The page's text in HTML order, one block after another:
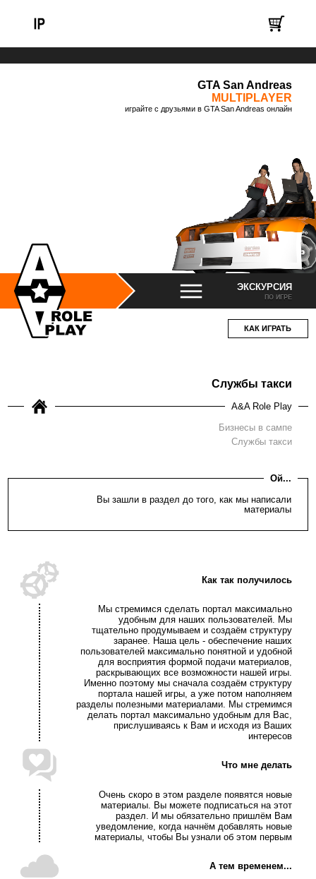
GTA San Andreas
MULTIPLAYER
играйте с друзьями в GTA San Andreas онлайн
ЭКСКУРСИЯ
ПО ИГРЕ
КАК ИГРАТЬ
Службы такси
A&A Role Play
Бизнесы в сампе
Службы такси
Ой...
Вы зашли в раздел до того, как мы написали
материалы
Как так получилось
Мы стремимся сделать портал максимально
удобным для наших пользователей. Мы
тщательно продумываем и создаём структуру
заранее. Наша цель - обеспечение наших
пользователей максимально понятной и удобной
для восприятия формой подачи материалов,
раскрывающих все возможности нашей игры.
Именно поэтому мы сначала создаём структуру
портала нашей игры, а уже потом наполняем
разделы полезными материалами. Мы стремимся
делать портал максимально удобным для Вас,
прислушиваясь к Вам и исходя из Ваших
интересов
Что мне делать
Очень скоро в этом разделе появятся новые
материалы. Вы можете подписаться на этот
раздел. И мы обязательно пришлём Вам
уведомление, когда начнём добавлять новые
материалы, чтобы Вы узнали об этом первым
А тем временем...